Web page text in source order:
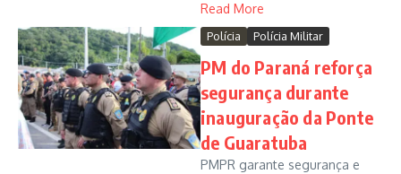
Read More
Polícia Polícia Militar
PM do Paraná reforça
segurança durante
inauguração da Ponte
de Guaratuba
PMPR garante segurança e